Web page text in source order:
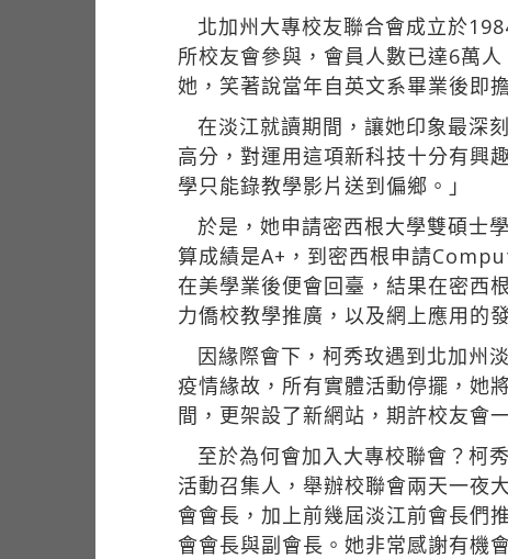
北加州大專校友聯合會成立於
所校友會參與，會員人數已達6萬
她，笑著說當年自英文系畢業後即
在淡江就讀期間，讓她印象最深
高分，對運用這項新科技十分有興
學只能錄教學影片送到偏鄉。」
於是，她申請密西根大學雙碩士
算成績是A+，到密西根申請
在美學業後便會回臺，結果在密西
力僑校教學推廣，以及網上應用的
因緣際會下，柯秀玫遇到北加州
疫情緣故，所有實體活動停擺，她
間，更架設了新網站，期許校友會
至於為何會加入大專校聯會？柯
活動召集人，舉辦校聯會兩天一夜
會會長，加上前幾屆淡江前會長們
會會長與副會長。她非常感謝有機